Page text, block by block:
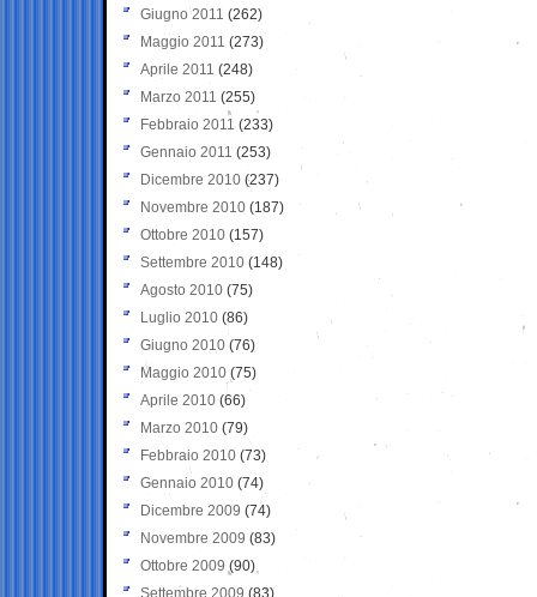
Giugno 2011 (262)
Maggio 2011 (273)
Aprile 2011 (248)
Marzo 2011 (255)
Febbraio 2011 (233)
Gennaio 2011 (253)
Dicembre 2010 (237)
Novembre 2010 (187)
Ottobre 2010 (157)
Settembre 2010 (148)
Agosto 2010 (75)
Luglio 2010 (86)
Giugno 2010 (76)
Maggio 2010 (75)
Aprile 2010 (66)
Marzo 2010 (79)
Febbraio 2010 (73)
Gennaio 2010 (74)
Dicembre 2009 (74)
Novembre 2009 (83)
Ottobre 2009 (90)
Settembre 2009 (83)